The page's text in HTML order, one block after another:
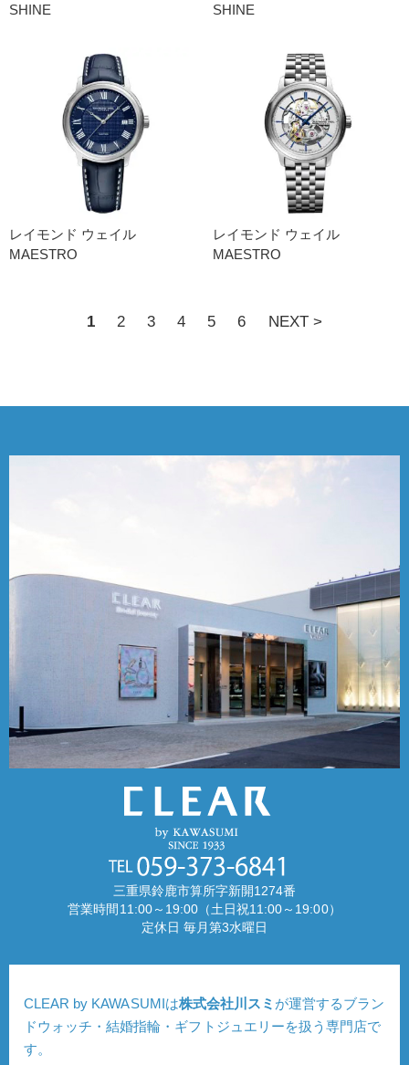
SHINE
SHINE
レイモンド ウェイル
MAESTRO
レイモンド ウェイル
MAESTRO
1 2 3 4 5 6 NEXT >
三重県鈴鹿市算所字新開1274番
営業時間11:00～19:00（土日祝11:00～19:00）
定休日 毎月第3水曜日
CLEAR by KAWASUMIは株式会社川スミ が運営するブラン
ドウォッチ・結婚指輪・ギフトジュエリーを扱う専門店で
す。